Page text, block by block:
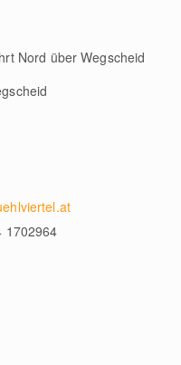
Nord über Wegscheid
1702964